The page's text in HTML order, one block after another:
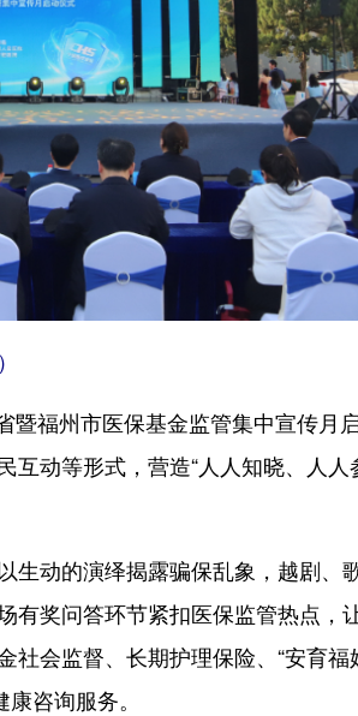
福州市医保基金监管集中宣传月
互动等形式，营造“人人知晓、人
动的演绎揭露骗保乱象，越剧、
有奖问答环节紧扣医保监管热点，
会监督、长期护理保险、“安育福
咨询服务。